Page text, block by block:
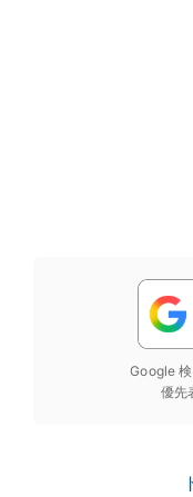
Google
優先